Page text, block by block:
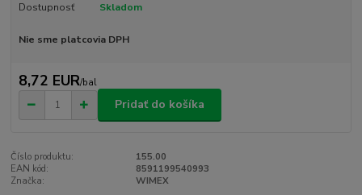
Dostupnosť Skladom
Nie sme platcovia DPH
8,72 EUR/bal
Pridať do košíka
Číslo produktu:
155.00
EAN kód:
8591199540993
Značka:
WIMEX